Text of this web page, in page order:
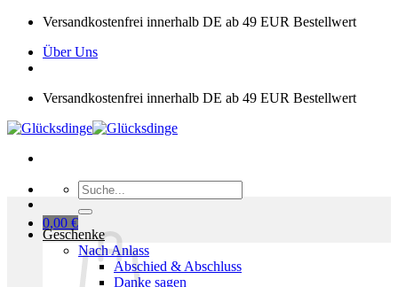
Zum
springen
Versandkostenfrei innerhalb DE ab 49 EUR Bestellwert
Über Uns
Versandkostenfrei innerhalb DE ab 49 EUR Bestellwert
Suchen
nach:
0,00 €
Geschenke
Nach Anlass
Abschied & Abschluss
Danke sagen